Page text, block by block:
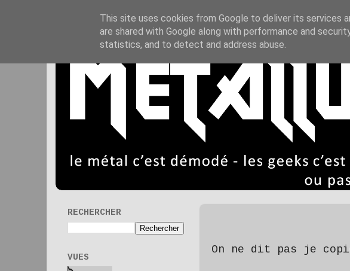
On ne dit pas je
RECHERCHER
VUES
This site uses cookies from Google to deliver its services
are shared with Google along with performance and
statistics, and to detect and address abuse.